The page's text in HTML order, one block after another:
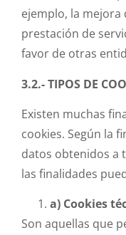
ejemplo, la mejora
prestación de
favor de otras
3.2.- TIPOS DE
Existen muchas
cookies. Según la
datos obtenidos a
las finalidades
a) Cookies
Son aquellas que